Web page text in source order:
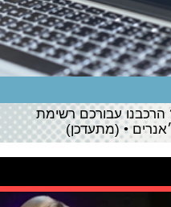
עבורכם רשימת
• (מתעדכן)